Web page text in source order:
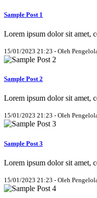
Sample Post 1
Lorem ipsum dolor sit amet,
15/01/2023 21:23 - Oleh
Sample Post 2
Lorem ipsum dolor sit amet,
15/01/2023 21:23 - Oleh
Sample Post 3
Lorem ipsum dolor sit amet,
15/01/2023 21:23 - Oleh